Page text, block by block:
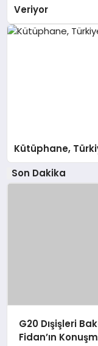
Veriyor
Kütüphane,
Son Dakika
G20 Dışişleri
Fidan’ın